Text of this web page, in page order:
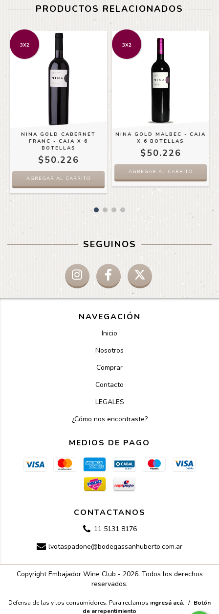
PRODUCTOS RELACIONADOS
3X2
NINA GOLD CABERNET
FRANC - CAJA X 6
BOTELLAS
$50.226
AGREGAR AL CARRITO
3X2
NINA GOLD MALBEC - CAJA
X 6 BOTELLAS
$50.226
AGREGAR AL CARRITO
SEGUINOS
NAVEGACIÓN
Inicio
Nosotros
Comprar
Contacto
LEGALES
¿Cómo nos encontraste?
MEDIOS DE PAGO
CONTACTANOS
11 5131 8176
lvotaspadone@bodegassanhuberto.com.ar
Copyright Embajador Wine Club - 2026. Todos los derechos
reservados.
Defensa de las y los consumidores. Para reclamos ingresá acá. / Botón
de arrepentimiento